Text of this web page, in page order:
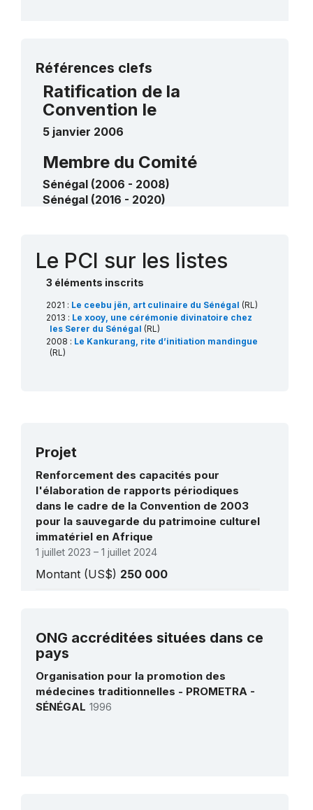
Références clefs
Ratification de la
Convention le
5 janvier 2006
Membre du Comité
Sénégal (2006 - 2008)
Sénégal (2016 - 2020)
Le PCI sur les listes
3 éléments inscrits
2021 : Le ceebu jën, art culinaire du Sénégal (RL)
2013 : Le xooy, une cérémonie divinatoire chez
les Serer du Sénégal (RL)
2008 : Le Kankurang, rite d’initiation mandingue
(RL)
Projet
Renforcement des capacités pour
l'élaboration de rapports périodiques
dans le cadre de la Convention de 2003
pour la sauvegarde du patrimoine culturel
immatériel en Afrique
1 juillet 2023 – 1 juillet 2024
Montant (US$) 250 000
immatériel en Afrique de l'Ouest (Sahel)
1 janvier 2020 – 31 décembre 2021
Montant (US$)59 571
Le renforcement des capacités
ONG accréditées situées dans ce
pays
Organisation pour la promotion des
médecines traditionnelles - PROMETRA -
SÉNÉGAL 1996